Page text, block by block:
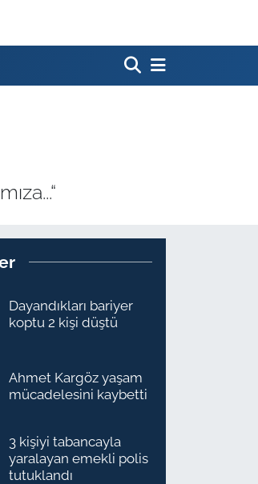
Dayandıkları bariyer
koptu 2 kişi düştü
Ahmet Kargöz yaşam
mücadelesini kaybetti
3 kişiyi tabancayla
yaralayan emekli polis
tutuklandı